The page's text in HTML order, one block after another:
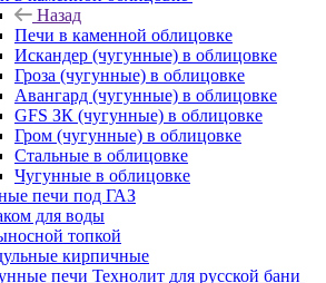
Назад
Печи в каменной облицовке
Искандер (чугунные) в облицовке
Гроза (чугунные) в облицовке
Авангард (чугунные) в облицовке
GFS ЗК (чугунные) в облицовке
Гром (чугунные) в облицовке
Стальные в облицовке
Чугунные в облицовке
печи под ГАЗ
для воды
топкой
кирпичные
печи Технолит для русской бани